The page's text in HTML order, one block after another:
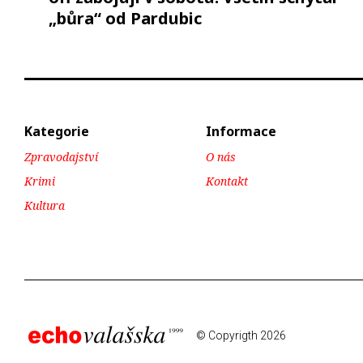
„bůra“ od Pardubic
Kategorie
Zpravodajství
Krimi
Kultura
Informace
O nás
Kontakt
© Copyrigth 2026